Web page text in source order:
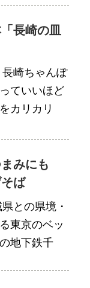
長崎の皿
崎ちゃんぽ
ていいほど
カリカリ
まみにも
ば
との県境・
東京のベッ
地下鉄千